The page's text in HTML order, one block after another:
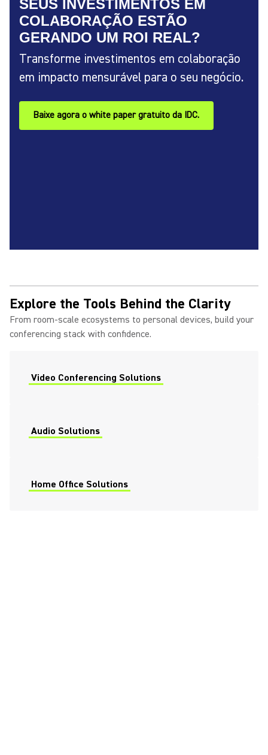
SEUS INVESTIMENTOS EM
COLABORAÇÃO ESTÃO
GERANDO UM ROI REAL?
Transforme investimentos em colaboração
em impacto mensurável para o seu negócio.
Baixe agora o white paper gratuito da IDC.
Explore the Tools Behind the Clarity
From room-scale ecosystems to personal devices, build your
conferencing stack with confidence.
Video Conferencing Solutions
Audio Solutions
Home Office Solutions